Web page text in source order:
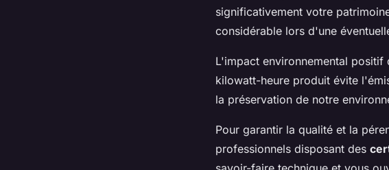
significativement votre
considérable lors d'une
L'impact environnemental
kilowatt-heure produit évite
la préservation de notre
Pour garantir la qualité et la
professionnels disposant des